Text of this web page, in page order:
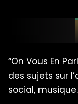
“On Vous En
des sujets sur
social,